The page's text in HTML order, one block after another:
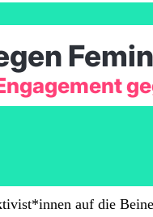
auf die